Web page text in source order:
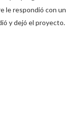
le respondió con un
y dejó el proyecto.